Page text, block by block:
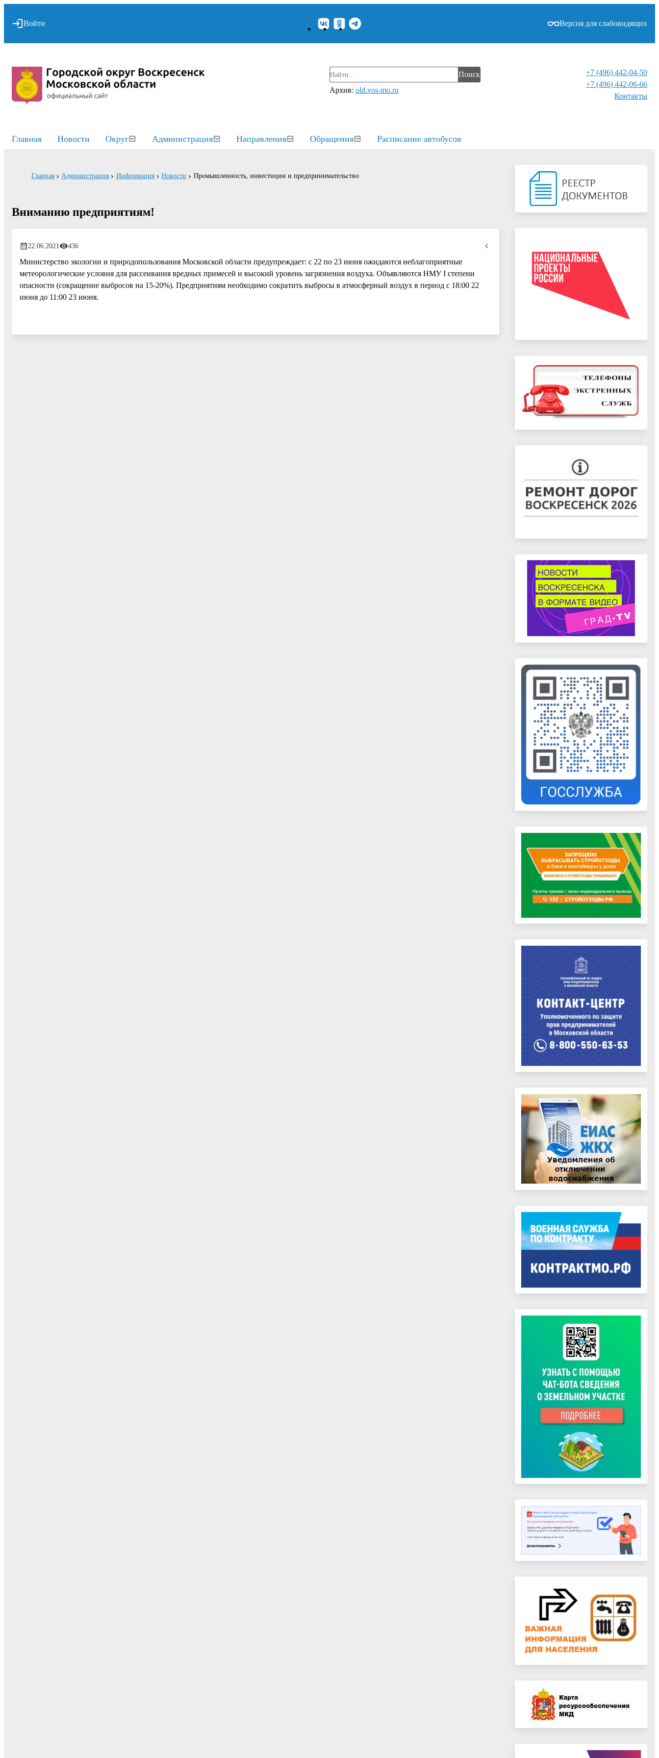
Войти Версия для слабовидящих
Поиск
Архив: old.vos-mo.ru
+7 (496) 442-04-50
+7 (496) 442-06-66
Контакты⁠
Главная Новости Округ Администрация Направления Обращения Расписание автобусов
Главная Администрация Информация Новости Промышленность, инвестиции и предпринимательство
Вниманию предприятиям!
22.06.2021 436
Министерство экологии и природопользования Московской области предупреждает: с 22 по 23 июня ожидаются неблагоприятные
метеорологические условия для рассеивания вредных примесей и высокий уровень загрязнения воздуха. Объявляются НМУ I степени
опасности (сокращение выбросов на 15-20%). Предприятиям необходимо сократить выбросы в атмосферный воздух в период с 18:00 22
июня до 11:00 23 июня.